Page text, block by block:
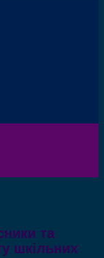
та
шкільних